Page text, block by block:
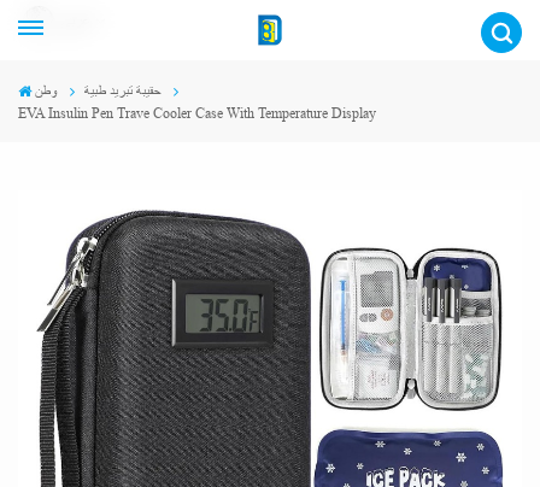
وطن
حقيبة تبريد طبية
EVA Insulin Pen Trave Cooler Case With Temperature Display